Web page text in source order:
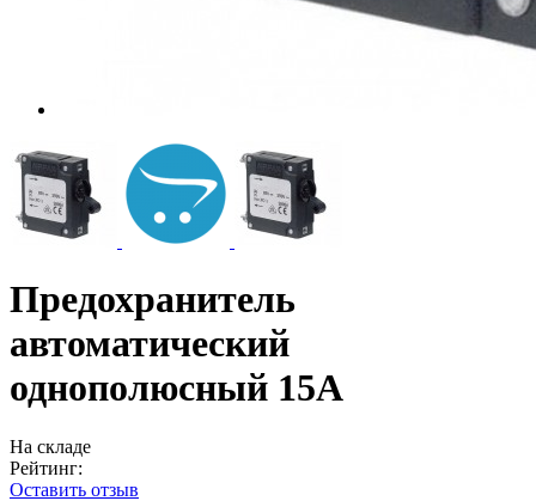
Предохранитель
автоматический
однополюсный 15А
На складе
Рейтинг:
Оставить отзыв